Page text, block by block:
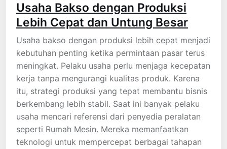
Usaha Bakso dengan Produksi
Lebih Cepat dan Untung Besar
Usaha bakso dengan produksi lebih cepat menjadi
kebutuhan penting ketika permintaan pasar terus
meningkat. Pelaku usaha perlu menjaga kecepatan
kerja tanpa mengurangi kualitas produk. Karena
itu, strategi produksi yang tepat membantu bisnis
berkembang lebih stabil. Saat ini banyak pelaku
usaha mencari referensi dari penyedia peralatan
seperti Rumah Mesin. Mereka memanfaatkan
teknologi untuk mempercepat berbagai tahapan